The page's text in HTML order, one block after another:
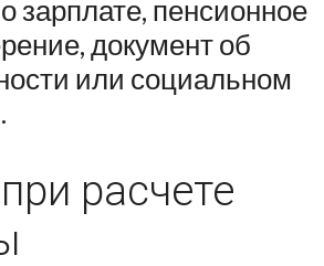
зарплате, пенсионное
документ об
или социальном
расчете